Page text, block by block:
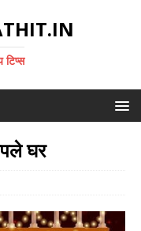
टिप्स
घर